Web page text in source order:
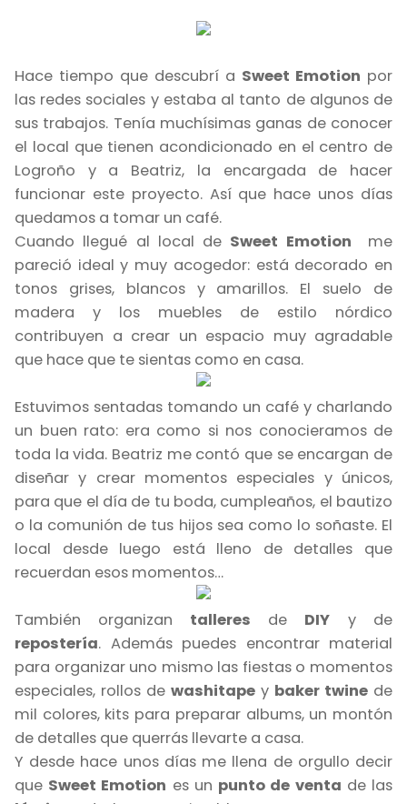
Hace tiempo que descubrí a Sweet Emotion por
las redes sociales y estaba al tanto de algunos de
sus trabajos. Tenía muchísimas ganas de conocer
el local que tienen acondicionado en el centro de
Logroño y a Beatriz, la encargada de hacer
funcionar este proyecto. Así que hace unos días
quedamos a tomar un café.
Cuando llegué al local de Sweet Emotion me
pareció ideal y muy acogedor: está decorado en
tonos grises, blancos y amarillos. El suelo de
madera y los muebles de estilo nórdico
contribuyen a crear un espacio muy agradable
que hace que te sientas como en casa.
Estuvimos sentadas tomando un café y charlando
un buen rato: era como si nos conocieramos de
toda la vida. Beatriz me contó que se encargan de
diseñar y crear momentos especiales y únicos,
para que el día de tu boda, cumpleaños, el bautizo
o la comunión de tus hijos sea como lo soñaste. El
local desde luego está lleno de detalles que
recuerdan esos momentos…
También organizan talleres de DIY y de
repostería. Además puedes encontrar material
para organizar uno mismo las fiestas o momentos
especiales, rollos de washitape y baker twine de
mil colores, kits para preparar albums, un montón
de detalles que querrás llevarte a casa.
Y desde hace unos días me llena de orgullo decir
que Sweet Emotion es un punto de venta de las